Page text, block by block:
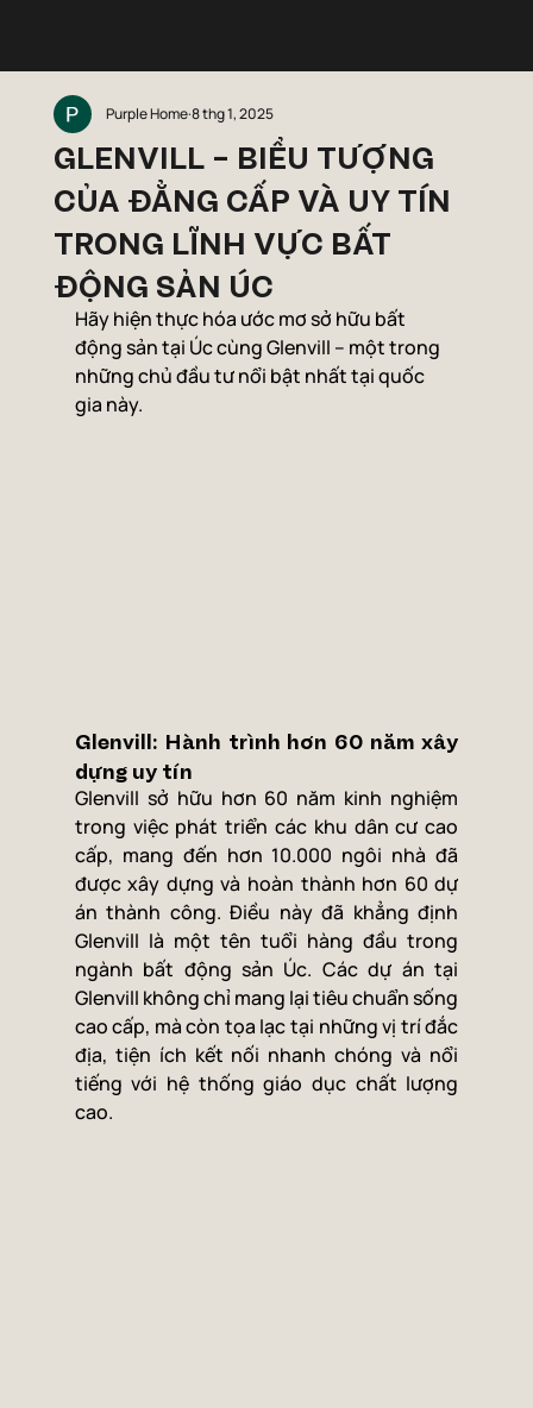
GLENVILL – BIỂU TƯỢNG
CỦA ĐẲNG CẤP VÀ UY TÍN
TRONG LĨNH VỰC BẤT
ĐỘNG SẢN ÚC
Purple Home8 thg 1, 2025
Hãy hiện thực hóa ước mơ sở hữu bất
động sản tại Úc cùng Glenvill – một trong
những chủ đầu tư nổi bật nhất tại quốc
gia này.
Glenvill: Hành trình hơn 60 năm xây
dựng uy tín
Glenvill sở hữu hơn 60 năm kinh nghiệm
trong việc phát triển các khu dân cư cao
cấp, mang đến hơn 10.000 ngôi nhà đã
được xây dựng và hoàn thành hơn 60 dự
án thành công. Điều này đã khẳng định
Glenvill là một tên tuổi hàng đầu trong
ngành bất động sản Úc. Các dự án tại
Glenvill không chỉ mang lại tiêu chuẩn sống
cao cấp, mà còn tọa lạc tại những vị trí đắc
địa, tiện ích kết nối nhanh chóng và nổi
tiếng với hệ thống giáo dục chất lượng
cao.